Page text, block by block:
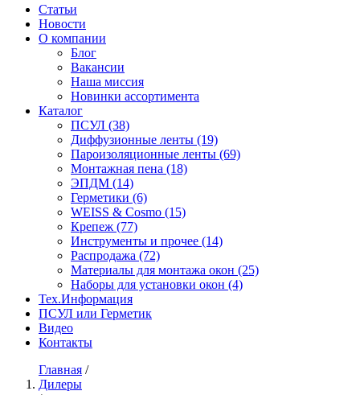
Статьи
Новости
О компании
Блог
Вакансии
Наша миссия
Новинки ассортимента
Каталог
ПСУЛ (38)
Диффузионные ленты (19)
Пароизоляционные ленты (69)
Монтажная пена (18)
ЭПДМ (14)
Герметики (6)
WEISS & Cosmo (15)
Крепеж (77)
Инструменты и прочее (14)
Распродажа (72)
Материалы для монтажа окон (25)
Наборы для установки окон (4)
Тех.Информация
ПСУЛ или Герметик
Видео
Контакты
Главная /
Дилеры